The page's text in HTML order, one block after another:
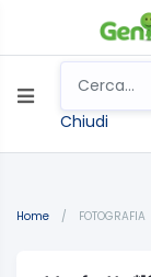
Chiudi
Home / FOTOGRAFIA